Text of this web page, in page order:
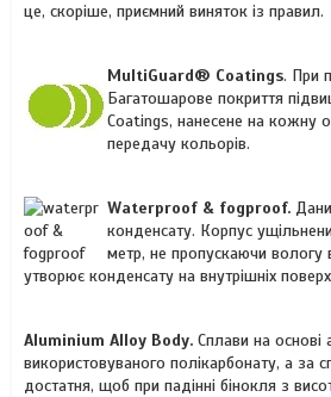
це, скоріше, приємний виняток із правил.
MultiGuard® Coatings. При
Багатошарове покриття
Coatings, нанесене на кожну
передачу кольорів.
Waterproof & fogproof.
конденсату. Корпус
метр, не пропускаючи вологу
утворює конденсату на внутрішніх
Aluminium Alloy Body. Сплави на основі
використовуваного полікарбонату, а за
достатня, щоб при падінні бінокля з